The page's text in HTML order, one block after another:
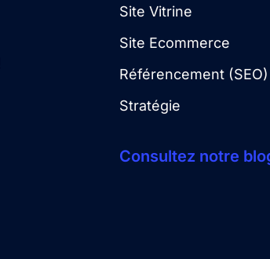
Site Vitrine
Site Ecommerce
Référencement (SEO)
Stratégie
Consultez notre